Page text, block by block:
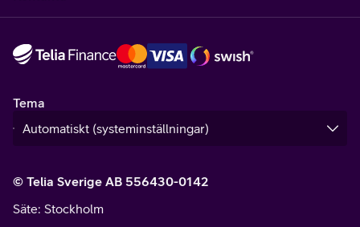
Tema
© Telia Sverige AB 556430-0142
Säte: Stockholm